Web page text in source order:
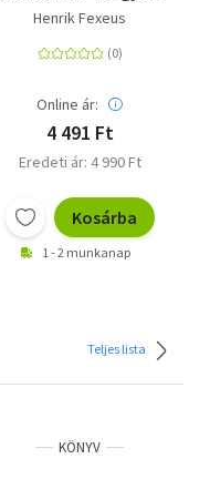
érthetsz meg
hathatsz rájuk
észrevennék
Henrik Fexeus
Online ár:
4 491 Ft
Eredeti ár: 4 990 Ft
Kosárba
1 - 2 munkanap
Teljes lista
KÖNYV